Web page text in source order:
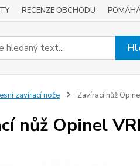
RECENZE OBCHODU
zavírací nože Zavírací nůž
nůž Opinel